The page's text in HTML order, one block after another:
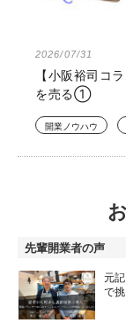
2026/07/31
【小阪裕司コ
を売る①
開業ノウハウ
先輩開業者の声
元
で